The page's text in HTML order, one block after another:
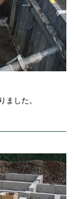
ました。